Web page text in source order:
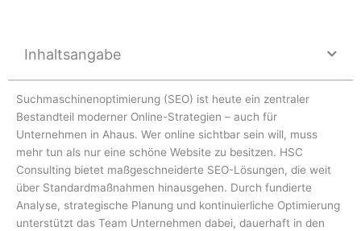
Inhaltsangabe
Suchmaschinenoptimierung (SEO) ist heute ein zentraler
Bestandteil moderner Online-Strategien – auch für
Unternehmen in Ahaus. Wer online sichtbar sein will, muss
mehr tun als nur eine schöne Website zu besitzen. HSC
Consulting bietet maßgeschneiderte SEO-Lösungen, die weit
über Standardmaßnahmen hinausgehen. Durch fundierte
Analyse, strategische Planung und kontinuierliche Optimierung
unterstützt das Team Unternehmen dabei, dauerhaft in den